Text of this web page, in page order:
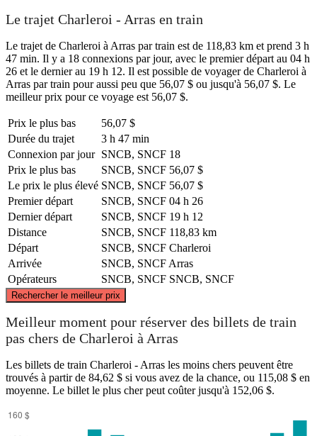
Le trajet Charleroi - Arras en train
Le trajet de Charleroi à Arras par train est de 118,83 km et prend 3 h
47 min. Il y a 18 connexions par jour, avec le premier départ au 04 h
26 et le dernier au 19 h 12. Il est possible de voyager de Charleroi à
Arras par train pour aussi peu que 56,07 $ ou jusqu'à 56,07 $. Le
meilleur prix pour ce voyage est 56,07 $.
Prix ​​le plus bas
56,07 $
Durée du trajet
3 h 47 min
Connexion par jour SNCB, SNCF 18
Prix ​​le plus bas
SNCB, SNCF 56,07 $
Le prix le plus élevé SNCB, SNCF 56,07 $
Premier départ
SNCB, SNCF 04 h 26
Dernier départ
SNCB, SNCF 19 h 12
Distance
SNCB, SNCF 118,83 km
Départ
SNCB, SNCF Charleroi
Arrivée
SNCB, SNCF Arras
Opérateurs
SNCB, SNCF SNCB, SNCF
Rechercher le meilleur prix
Charleroi
© CARTO, © OpenStreetMap
Meilleur moment pour réserver des billets de train
pas chers de Charleroi à Arras
Les billets de train Charleroi - Arras les moins chers peuvent être
trouvés à partir de 84,62 $ si vous avez de la chance, ou 115,08 $ en
moyenne. Le billet le plus cher peut coûter jusqu'à 152,06 $.